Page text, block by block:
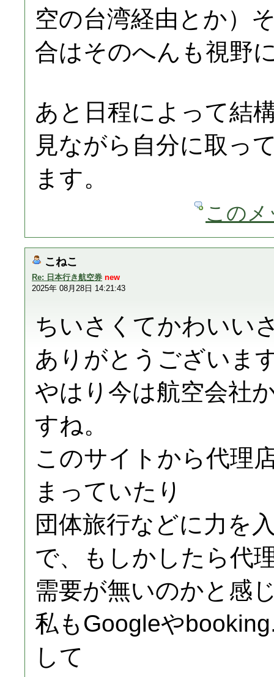
空の台湾経由とか）
合はそのへんも視野
あと日程によって結
見ながら自分に取っ
ます。
この
こねこ
Re: 日本行き航空券 new
2025年 08月28日 14:21:43
ちいさくてかわいい
ありがとうございま
やはり今は航空会社
すね。
このサイトから代理
まっていたり
団体旅行などに力を
で、もしかしたら代
需要が無いのかと感
私もGoogleや
して